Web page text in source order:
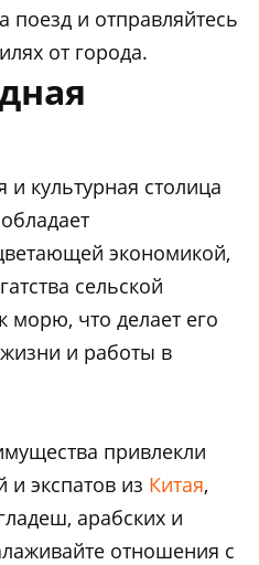
поезд и отправляйтесь
от города.
и культурная столица
экономикой,
сельской
морю, что делает его
и работы в
привлекли
экспатов из Китая,
арабских и
отношения с